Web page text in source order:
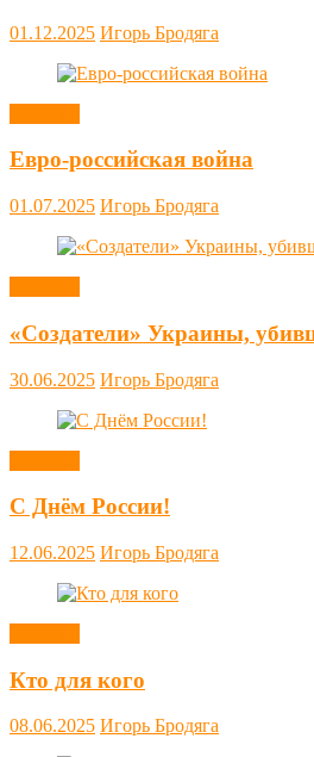
01.12.2025 Игорь Бродяга
Евро-российская война
01.07.2025 Игорь Бродяга
«Создатели» Украины,
30.06.2025 Игорь Бродяга
С Днём России!
12.06.2025 Игорь Бродяга
Кто для кого
08.06.2025 Игорь Бродяга